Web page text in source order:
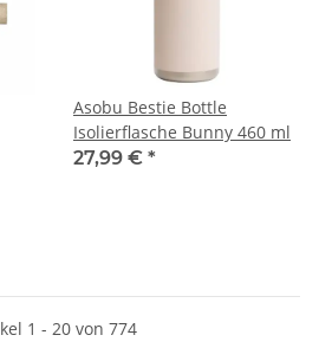
Asobu Bestie Bottle
Isolierflasche Bunny 460 ml
27,99 € *
1 - 20 von 774